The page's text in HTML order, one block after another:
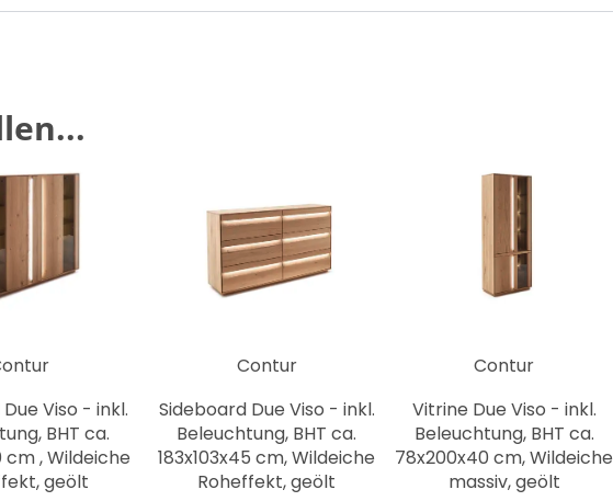
Viso - inkl.
BHT ca.
cm , Wildeiche
geölt
Contur
Sideboard Due Viso - inkl.
Beleuchtung, BHT ca.
183x103x45 cm, Wildeiche
Roheffekt, geölt
Contur
Vitrine Due Viso - inkl.
Beleuchtung, BHT ca.
78x200x40 cm, Wildeiche
massiv, geölt